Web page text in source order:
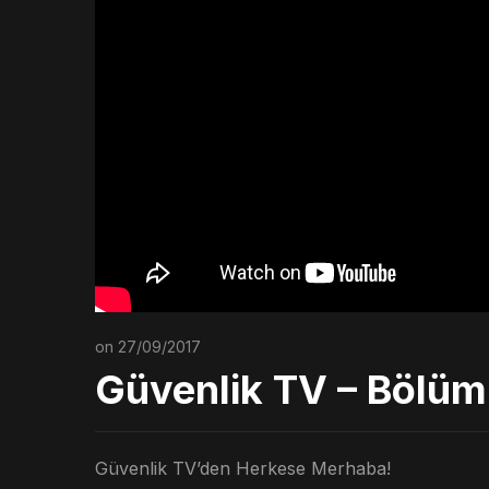
on 27/09/2017
Güvenlik TV –
Güvenlik TV’den Herkese Merhaba!